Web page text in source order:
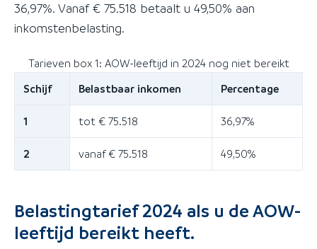
36,97%. Vanaf € 75.518 betaalt u 49,50% aan
inkomstenbelasting.
Tarieven box 1: AOW-leeftijd in 2024 nog niet bereikt
Schijf
Belastbaar inkomen Percentage
1 tot € 75.518 36,97%
2 vanaf € 75.518 49,50%
Belastingtarief 2024 als u de AOW-
leeftijd bereikt heeft.